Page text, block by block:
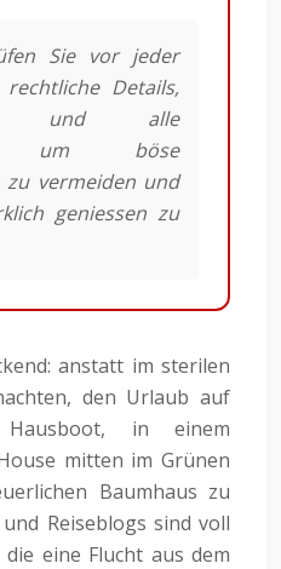
Sie vor jeder
Details,
und alle
um böse
zu vermeiden und
geniessen zu
anstatt im sterilen
den Urlaub auf
Hausboot, in einem
mitten im Grünen
Baumhaus zu
Reiseblogs sind voll
eine Flucht aus dem